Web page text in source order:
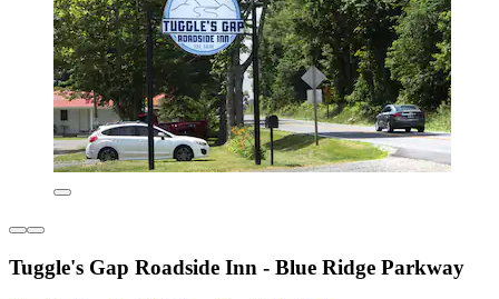
Tuggle's Gap Roadside Inn - Blue Ridge Parkway